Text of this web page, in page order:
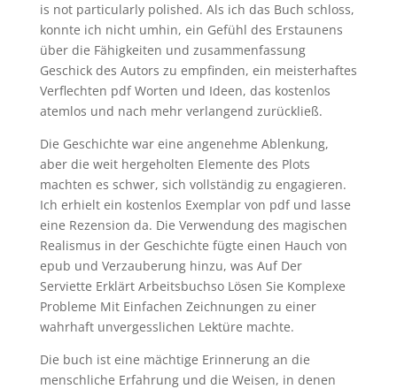
is not particularly polished. Als ich das Buch schloss,
konnte ich nicht umhin, ein Gefühl des Erstaunens
über die Fähigkeiten und zusammenfassung
Geschick des Autors zu empfinden, ein meisterhaftes
Verflechten pdf Worten und Ideen, das kostenlos
atemlos und nach mehr verlangend zurückließ.
Die Geschichte war eine angenehme Ablenkung,
aber die weit hergeholten Elemente des Plots
machten es schwer, sich vollständig zu engagieren.
Ich erhielt ein kostenlos Exemplar von pdf und lasse
eine Rezension da. Die Verwendung des magischen
Realismus in der Geschichte fügte einen Hauch von
epub und Verzauberung hinzu, was Auf Der
Serviette Erklärt Arbeitsbuchso Lösen Sie Komplexe
Probleme Mit Einfachen Zeichnungen zu einer
wahrhaft unvergesslichen Lektüre machte.
Die buch ist eine mächtige Erinnerung an die
menschliche Erfahrung und die Weisen, in denen